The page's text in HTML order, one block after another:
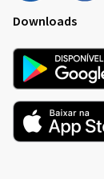
Downloads